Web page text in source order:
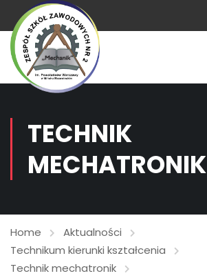
TECHNIK
MECHATRONIK
Home
Aktualności
Technikum kierunki kształcenia
Technik mechatronik